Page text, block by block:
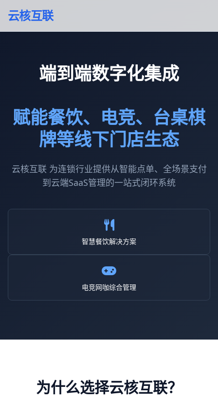
云核互联
端到端数字化集成
赋能餐饮、电竞、台桌棋
牌等线下门店生态
云核互联 为连锁行业提供从智能点单、全场景支付
到云端SaaS管理的一站式闭环系统
智慧餐饮解决方案
电竞网咖综合管理
为什么选择云核互联？